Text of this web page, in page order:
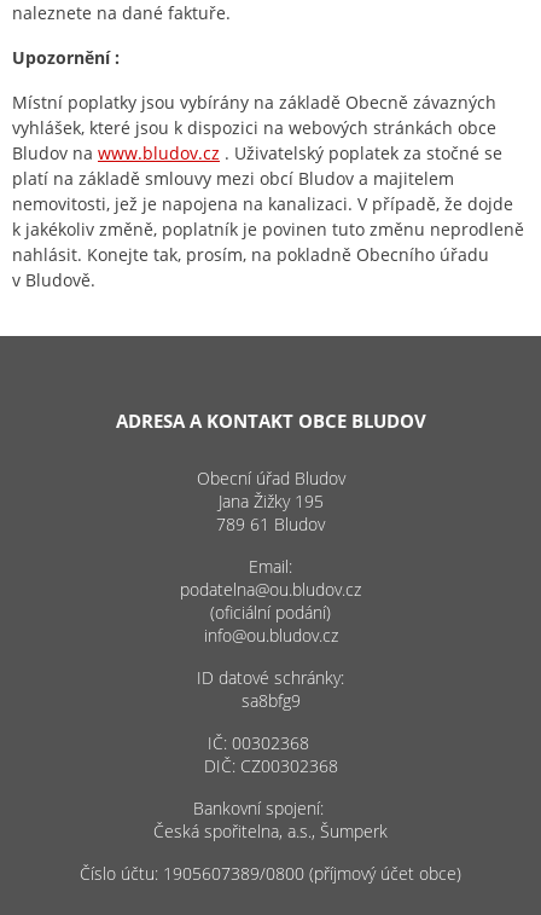
naleznete na dané faktuře.
Upozornění :
Místní poplatky jsou vybírány na základě Obecně závazných
vyhlášek, které jsou k dispozici na webových stránkách obce
Bludov na www.bludov.cz . Uživatelský poplatek za stočné se
platí na základě smlouvy mezi obcí Bludov a majitelem
nemovitosti, jež je napojena na kanalizaci. V případě, že dojde
k jakékoliv změně, poplatník je povinen tuto změnu neprodleně
nahlásit. Konejte tak, prosím, na pokladně Obecního úřadu
v Bludově.
ADRESA A KONTAKT OBCE BLUDOV
Obecní úřad Bludov
Jana Žižky 195
789 61 Bludov
Email:
podatelna@ou.bludov.cz
(oficiální podání)
info@ou.bludov.cz
ID datové schránky:
sa8bfg9
IČ: 00302368
DIČ: CZ00302368
Bankovní spojení:
Česká spořitelna, a.s., Šumperk
Číslo účtu: 1905607389/0800 (příjmový účet obce)